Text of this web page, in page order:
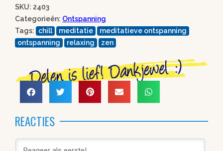
SKU: 2403
Categorieën: Ontspanning
Tags:
chill meditatie
meditatieve ontspanning
ontspanning
relaxing zen
REACTIES